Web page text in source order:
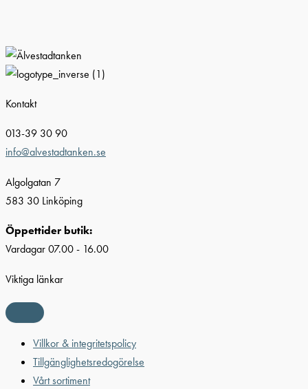
Kontakt
013-39 30 90
info@alvestadtanken.se
Algolgatan 7
583 30 Linköping
Öppettider butik:
Vardagar 07.00 - 16.00
Viktiga länkar
Villkor & integritetspolicy
Tillgänglighetsredogörelse
Vårt sortiment